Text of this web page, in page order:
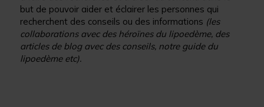
but de pouvoir aider et éclairer les personnes qui
recherchent des conseils ou des informations (les
collaborations avec des héroïnes du lipoedème, des
articles de blog avec des conseils, notre guide du
lipoedème etc).